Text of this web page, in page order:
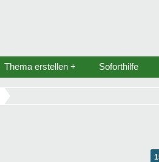
Thema erstellen + Soforthilfe